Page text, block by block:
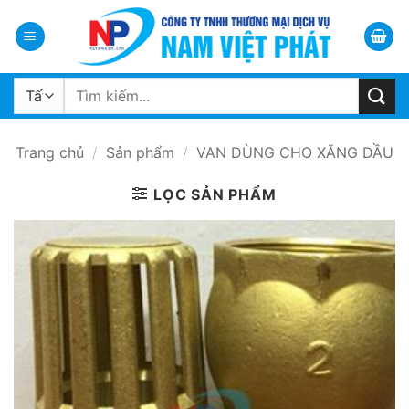
qua
dung
Tìm
Trang chủ / Sản phẩm / VAN DÙNG CHO XĂNG DẦU
LỌC SẢN PHẨM